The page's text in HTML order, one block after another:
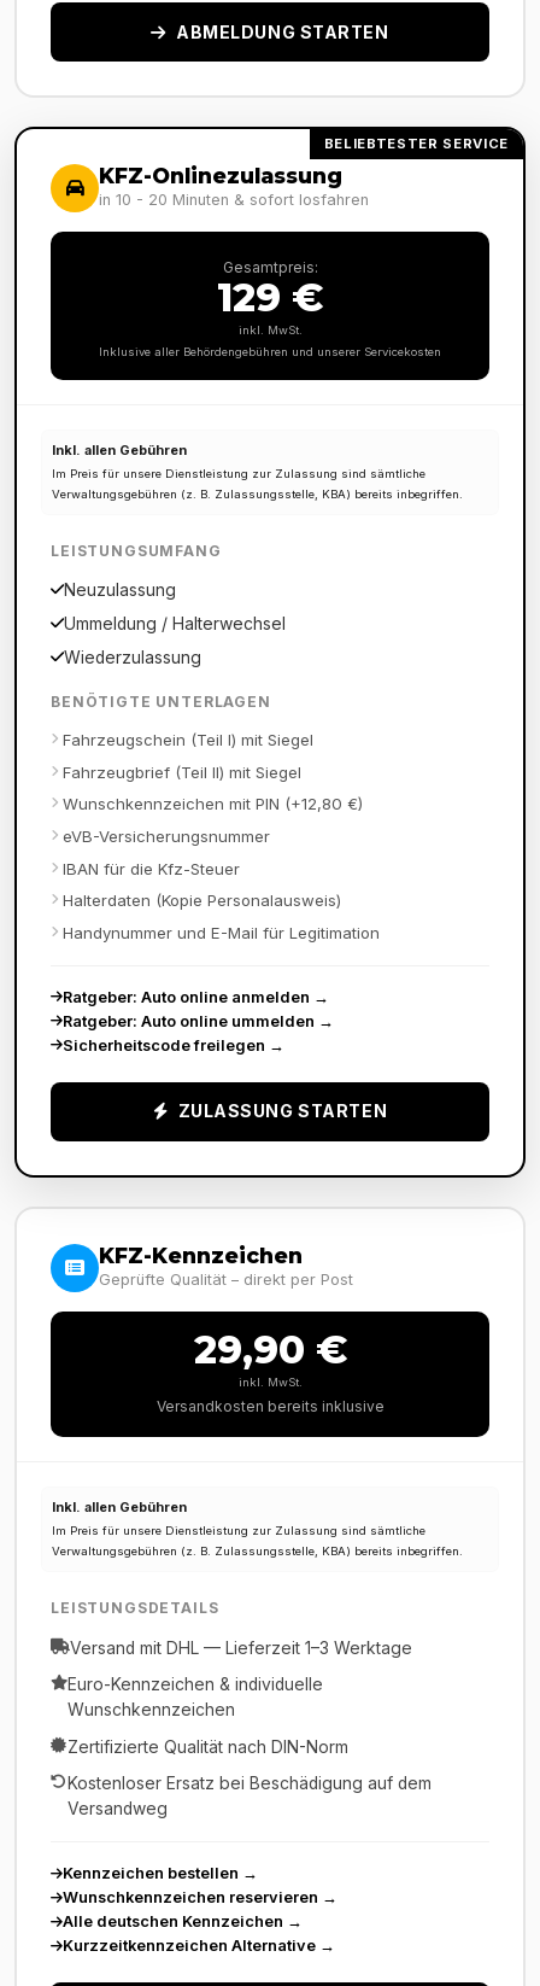
ABMELDUNG STARTEN
BELIEBTESTER SERVICE
KFZ-Onlinezulassung
in 10 - 20 Minuten & sofort losfahren
Gesamtpreis:
129 €
inkl. MwSt.
Inklusive aller Behördengebühren und unserer Servicekosten
Inkl. allen Gebühren
Im Preis für unsere Dienstleistung zur Zulassung sind sämtliche
Verwaltungsgebühren (z. B. Zulassungsstelle, KBA) bereits inbegriffen.
LEISTUNGSUMFANG
Neuzulassung
Ummeldung / Halterwechsel
Wiederzulassung
BENÖTIGTE UNTERLAGEN
Fahrzeugschein (Teil I) mit Siegel
Fahrzeugbrief (Teil II) mit Siegel
Wunschkennzeichen mit PIN (+12,80 €)
eVB-Versicherungsnummer
IBAN für die Kfz-Steuer
Halterdaten (Kopie Personalausweis)
Handynummer und E-Mail für Legitimation
Ratgeber: Auto online anmelden →
Ratgeber: Auto online ummelden →
Sicherheitscode freilegen →
ZULASSUNG STARTEN
KFZ-Kennzeichen
Geprüfte Qualität – direkt per Post
29,90 €
inkl. MwSt.
Versandkosten bereits inklusive
Inkl. allen Gebühren
Im Preis für unsere Dienstleistung zur Zulassung sind sämtliche
Verwaltungsgebühren (z. B. Zulassungsstelle, KBA) bereits inbegriffen.
LEISTUNGSDETAILS
Versand mit DHL — Lieferzeit 1–3 Werktage
Euro-Kennzeichen & individuelle
Wunschkennzeichen
Zertifizierte Qualität nach DIN-Norm
Kostenloser Ersatz bei Beschädigung auf dem
Versandweg
Kennzeichen bestellen →
Wunschkennzeichen reservieren →
Alle deutschen Kennzeichen →
Kurzzeitkennzeichen Alternative →